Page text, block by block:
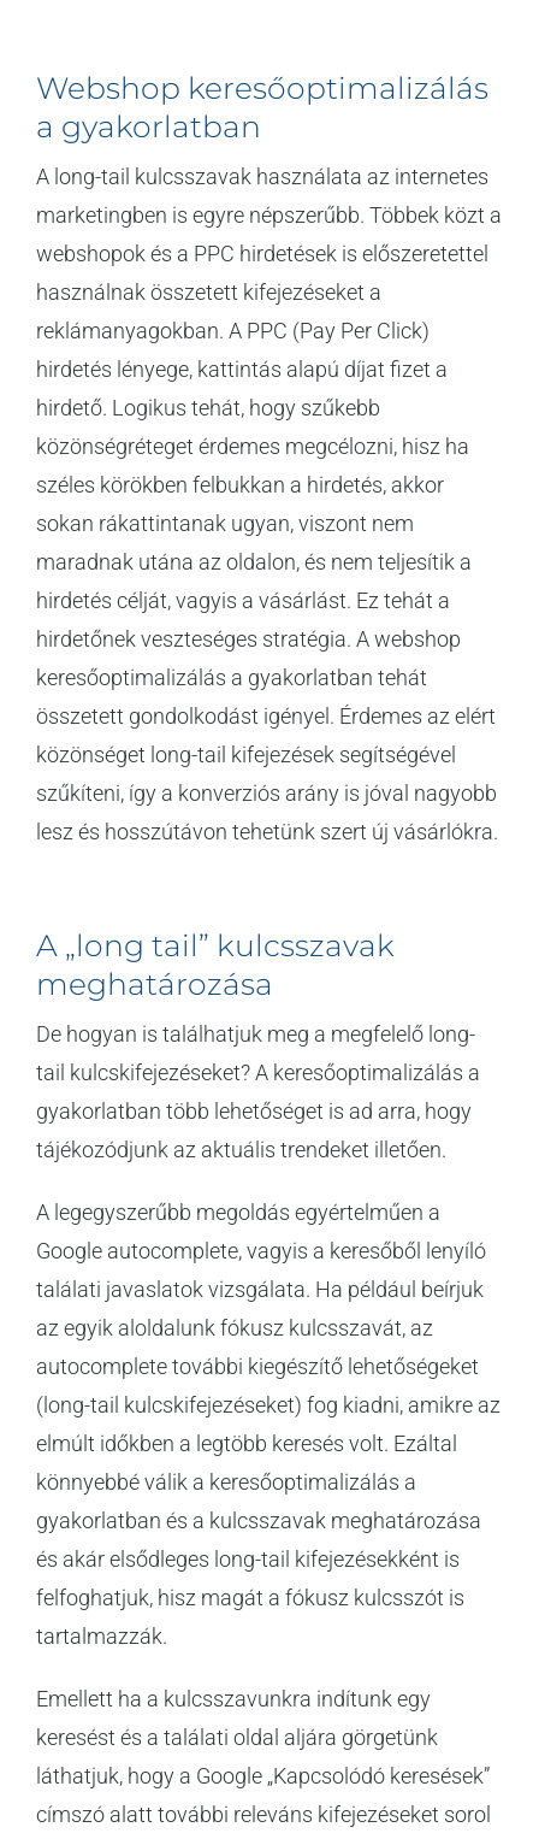
Webshop keresőoptimalizálás
a gyakorlatban
A long-tail kulcsszavak használata az internetes
marketingben is egyre népszerűbb. Többek közt a
webshopok és a PPC hirdetések is előszeretettel
használnak összetett kifejezéseket a
reklámanyagokban. A PPC (Pay Per Click)
hirdetés lényege, kattintás alapú díjat fizet a
hirdető. Logikus tehát, hogy szűkebb
közönségréteget érdemes megcélozni, hisz ha
széles körökben felbukkan a hirdetés, akkor
sokan rákattintanak ugyan, viszont nem
maradnak utána az oldalon, és nem teljesítik a
hirdetés célját, vagyis a vásárlást. Ez tehát a
hirdetőnek veszteséges stratégia. A webshop
keresőoptimalizálás a gyakorlatban tehát
összetett gondolkodást igényel. Érdemes az elért
közönséget long-tail kifejezések segítségével
szűkíteni, így a konverziós arány is jóval nagyobb
lesz és hosszútávon tehetünk szert új vásárlókra.
A „long tail” kulcsszavak
meghatározása
De hogyan is találhatjuk meg a megfelelő long-
tail kulcskifejezéseket? A keresőoptimalizálás a
gyakorlatban több lehetőséget is ad arra, hogy
tájékozódjunk az aktuális trendeket illetően.
A legegyszerűbb megoldás egyértelműen a
Google autocomplete, vagyis a keresőből lenyíló
találati javaslatok vizsgálata. Ha például beírjuk
az egyik aloldalunk fókusz kulcsszavát, az
autocomplete további kiegészítő lehetőségeket
(long-tail kulcskifejezéseket) fog kiadni, amikre az
elmúlt időkben a legtöbb keresés volt. Ezáltal
könnyebbé válik a keresőoptimalizálás a
gyakorlatban és a kulcsszavak meghatározása
és akár elsődleges long-tail kifejezésekként is
felfoghatjuk, hisz magát a fókusz kulcsszót is
tartalmazzák.
Emellett ha a kulcsszavunkra indítunk egy
keresést és a találati oldal aljára görgetünk
láthatjuk, hogy a Google „Kapcsolódó keresések”
címszó alatt további releváns kifejezéseket sorol